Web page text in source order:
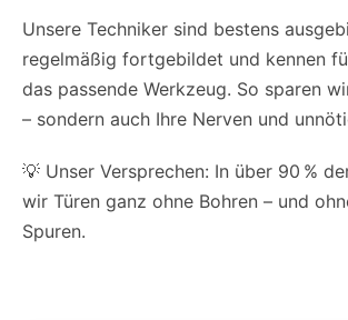
Unsere Techniker sind bestens
regelmäßig fortgebildet und kennen
das passende Werkzeug. So sparen
– sondern auch Ihre Nerven und
💡 Unser Versprechen: In über 90 %
wir Türen ganz ohne Bohren – und
Spuren.